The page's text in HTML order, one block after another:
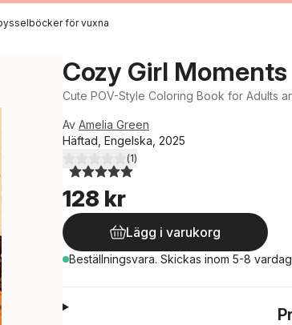
för vuxna
Cozy Girl Moments
Cute POV-Style Coloring Book for Adults
Av Amelia Green
Häftad, Engelska, 2025
5,0utav 5 stjärnor. Totalt antal röster:
(1)
128 kr
Lägg i varukorg
Beställningsvara. Skickas inom 5-8